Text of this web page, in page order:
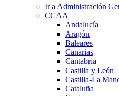
Ir a Administración
CCAA
Andalucía
Aragón
Baleares
Canarias
Cantabria
Castilla y León
Castilla-La
Cataluña